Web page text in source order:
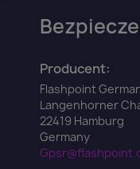
Producent:
Flashpoint
Langenhorner
22419 Hamburg
Germany